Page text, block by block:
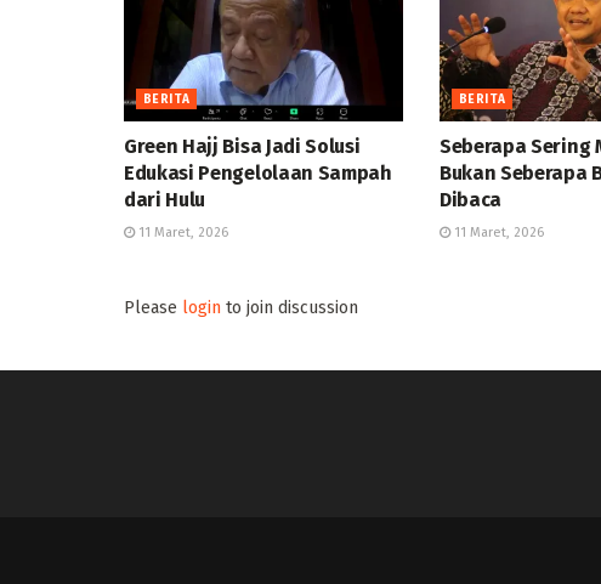
BERITA
Green Hajj Bisa Jadi Solusi
Edukasi Pengelolaan Sampah
dari Hulu
11 Maret, 2026
BERITA
Seberapa Sering
Bukan Seberapa
Dibaca
11 Maret, 2026
Please login to join discussion